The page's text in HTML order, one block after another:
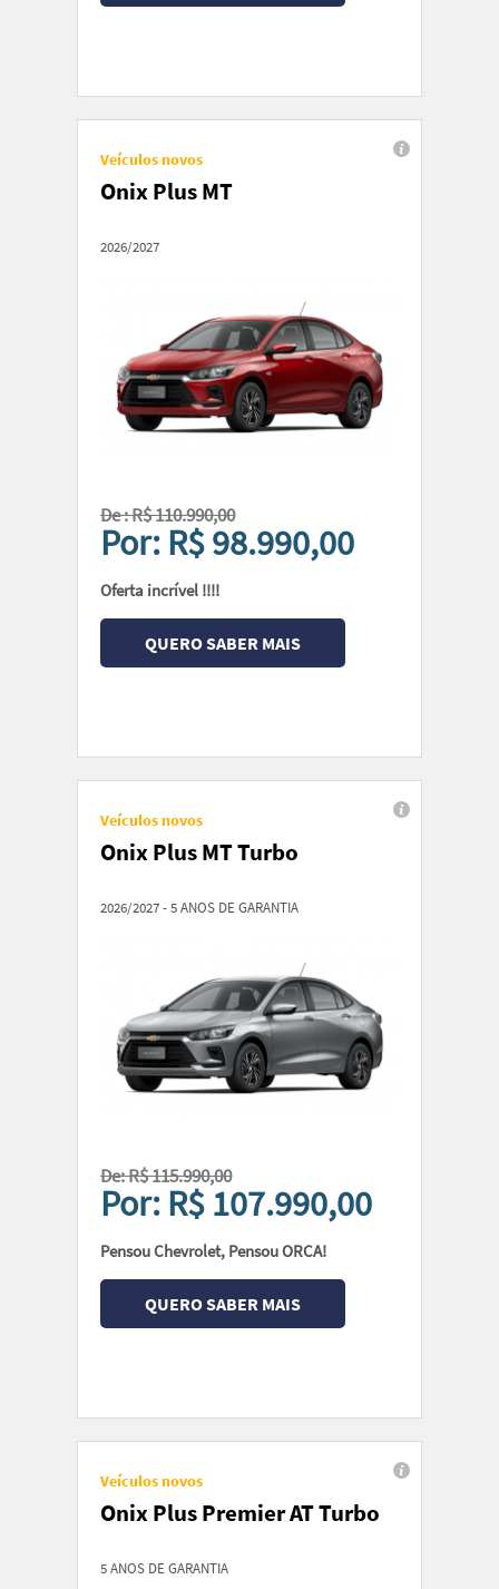
Veículos novos
Onix Plus MT
2026/2027
De : R$ 110.990,00
Por: R$ 98.990,00
Oferta incrível !!!!
QUERO SABER MAIS
Veículos novos
Onix Plus MT Turbo
2026/2027 - 5 ANOS DE GARANTIA
De: R$ 115.990,00
Por: R$ 107.990,00
Pensou Chevrolet, Pensou ORCA!
QUERO SABER MAIS
Veículos novos
Onix Plus Premier AT Turbo
5 ANOS DE GARANTIA